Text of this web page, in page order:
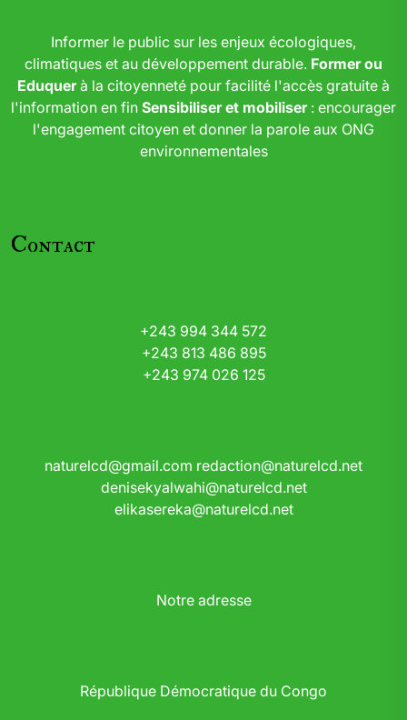
Informer le public sur les enjeux écologiques,
climatiques et au développement durable. Former ou
Eduquerà la citoyenneté pour facilité l'accès gratuite à
l'information en fin Sensibiliser et mobiliser: encourager
l'engagement citoyen et donner la parole aux ONG
environnementales
Contact
+243 994 344 572
+243 813 486 895
+243 974 026 125
naturelcd@gmail.com redaction@naturelcd.net
denisekyalwahi@naturelcd.net
elikasereka@naturelcd.net
Notre adresse
République Démocratique du Congo